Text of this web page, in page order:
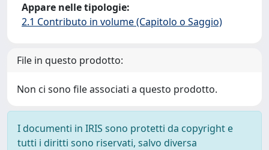
Appare nelle tipologie:
2.1 Contributo in volume (Capitolo o Saggio)
File in questo prodotto:
Non ci sono file associati a questo prodotto.
I documenti in IRIS sono protetti da copyright e
tutti i diritti sono riservati, salvo diversa